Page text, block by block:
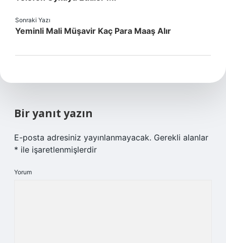
Sonraki Yazı
Yeminli Mali Müşavir Kaç Para Maaş Alır
Bir yanıt yazın
E-posta adresiniz yayınlanmayacak. Gerekli alanlar
* ile işaretlenmişlerdir
Yorum